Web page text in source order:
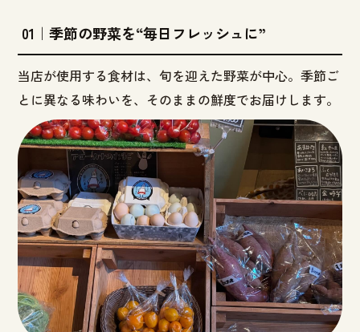
01｜季節の野菜を“毎日フレッシュに”
当店が使用する食材は、旬を迎えた野菜が中心。季節ご
とに異なる味わいを、そのままの鮮度でお届けします。